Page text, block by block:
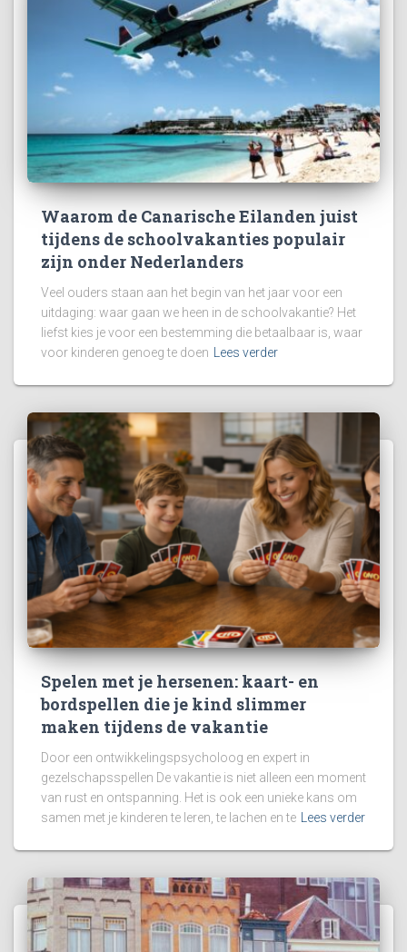
Waarom de Canarische Eilanden juist
tijdens de schoolvakanties populair
zijn onder Nederlanders
Veel ouders staan aan het begin van het jaar voor een
uitdaging: waar gaan we heen in de schoolvakantie? Het
liefst kies je voor een bestemming die betaalbaar is, waar
voor kinderen genoeg te doen
Lees verder
Spelen met je hersenen: kaart- en
bordspellen die je kind slimmer
maken tijdens de vakantie
Door een ontwikkelingspsycholoog en expert in
gezelschapsspellen De vakantie is niet alleen een moment
van rust en ontspanning. Het is ook een unieke kans om
samen met je kinderen te leren, te lachen en te Lees verder